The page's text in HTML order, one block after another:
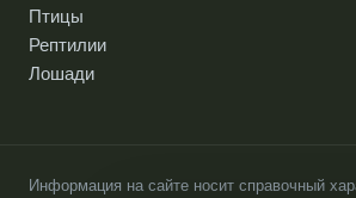
Птицы
Рептилии
Лошади
Информация на сайте носит справочный